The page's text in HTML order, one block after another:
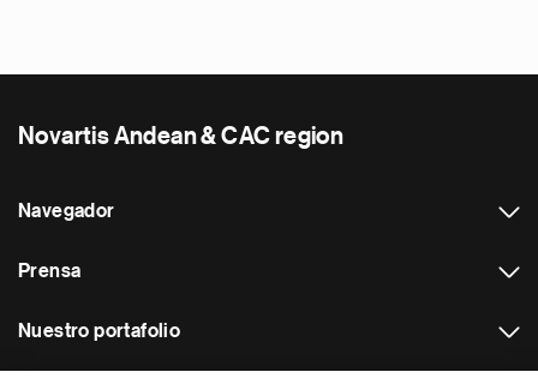
Novartis Andean & CAC region
Navegador
Prensa
Nuestro portafolio